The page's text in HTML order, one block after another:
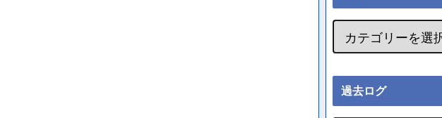
過去ログ